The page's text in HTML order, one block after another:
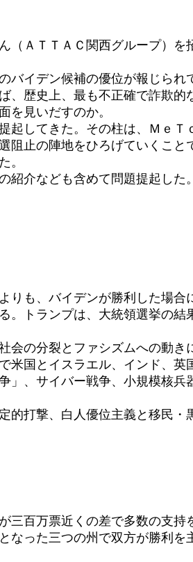
ＡＴＴＡＣ関西グループ）
イデン候補の優位が報じられ
歴史上、最も不正確で詐欺
を見いだすのか。
してきた。その柱は、ＭｅＴ
止の陣地をひろげていくこと
。
介なども含めて問題提起した。
も、バイデンが勝利した場合
トランプは、大統領選挙の
の分裂とファシズムへの動き
国とイスラエル、インド、英
、サイバー戦争、小規模核兵
打撃、白人優位主義と移民
百万票近くの差で多数の支持
った三つの州で双方が勝利